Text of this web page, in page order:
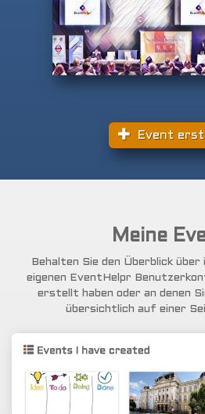
Event
Meine
Behalten Sie den Überblick
eigenen EventHelpr
erstellt haben oder an denen
übersichtlich auf einer